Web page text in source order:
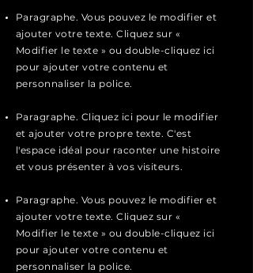
Paragraphe. Vous pouvez le modifier et
ajouter votre texte. Cliquez sur «
Modifier le texte » ou double-cliquez ici
pour ajouter votre contenu et
personnaliser la police.
Paragraphe. Cliquez ici pour le modifier
et ajouter votre propre texte. C'est
l'espace idéal pour raconter une histoire
et vous présenter à vos visiteurs.
Paragraphe. Vous pouvez le modifier et
ajouter votre texte. Cliquez sur «
Modifier le texte » ou double-cliquez ici
pour ajouter votre contenu et
personnaliser la police.